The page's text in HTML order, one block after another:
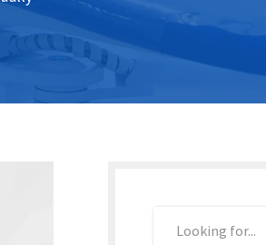
IT – Italiano
NO – Norsk bokmål
SK – Slovenčina